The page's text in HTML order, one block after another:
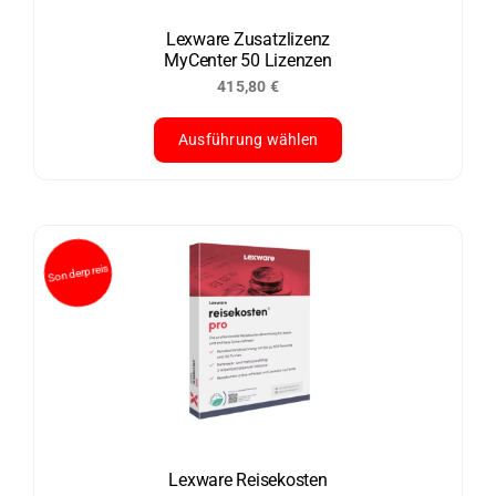
Sonderpreis
der
Produktseite
werden
Lexware Zusatzlizenz
MyCenter 50 Lizenzen
415,80 €
Ausführung wählen
mehrere
Varianten
Optionen
können
derLexware Reisekosten